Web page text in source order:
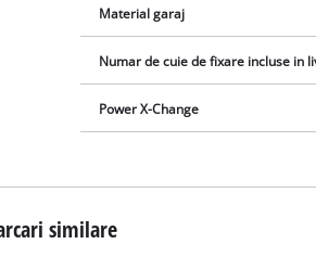
Material garaj
Numar de cuie de fixare incluse in
Power X-Change
similare